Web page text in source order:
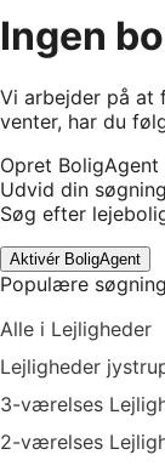
Ingen
Vi arbejder på at
venter, har du
Opret
Udvid din
Søg efter
Aktivér BoligAgent
Populære
Alle i Lejligheder
Lejligheder
3-værelses
2-værelses